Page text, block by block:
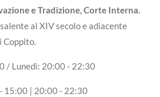
e Tradizione, Corte Interna.
al XIV secolo e adiacente
Coppito.
/ Lunedì: 20:00 - 22:30
15:00 | 20:00 - 22:30